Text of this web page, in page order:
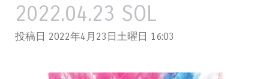
2022.04.23 SOL
投稿日 2022年4月23日土曜日 16:03